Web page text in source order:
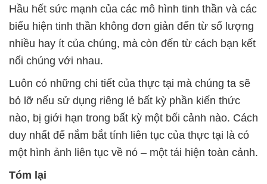
Hầu hết sức mạnh của các mô hình tinh thần và các
biểu hiện tinh thần không đơn giản đến từ số lượng
nhiều hay ít của chúng, mà còn đến từ cách bạn kết
nối chúng với nhau.
Luôn có những chi tiết của thực tại mà chúng ta sẽ
bỏ lỡ nếu sử dụng riêng lẻ bất kỳ phần kiến ​​thức
nào, bị giới hạn trong bất kỳ một bối cảnh nào. Cách
duy nhất để nắm bắt tính liên tục của thực tại là có
một hình ảnh liên tục về nó – một tái hiện toàn cảnh.
Tóm lại